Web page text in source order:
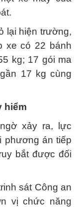
lại hiện trường,
xe có 22 bánh
kg; 17 gói ma
17 kg cùng
hiểm
xảy ra, lực
phương án tiếp
bắt được đối
sát Công an
vị chức năng